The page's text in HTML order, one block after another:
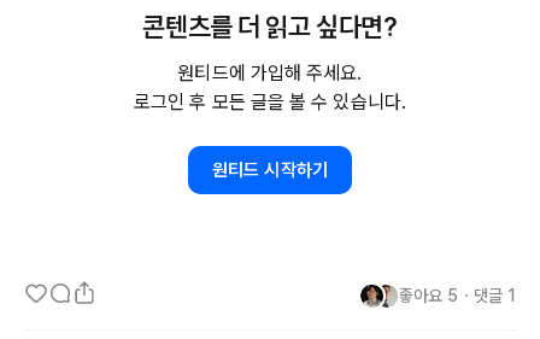
아이들의 환상을 자극하는 디저트는  솜사탕이 유일하지 않을까.
콘텐츠를 더 읽고 싶다면?
원티드에 가입해 주세요.
로그인 후 모든 글을 볼 수 있습니다.
원티드 시작하기
좋아요 5 ・ 댓글 1